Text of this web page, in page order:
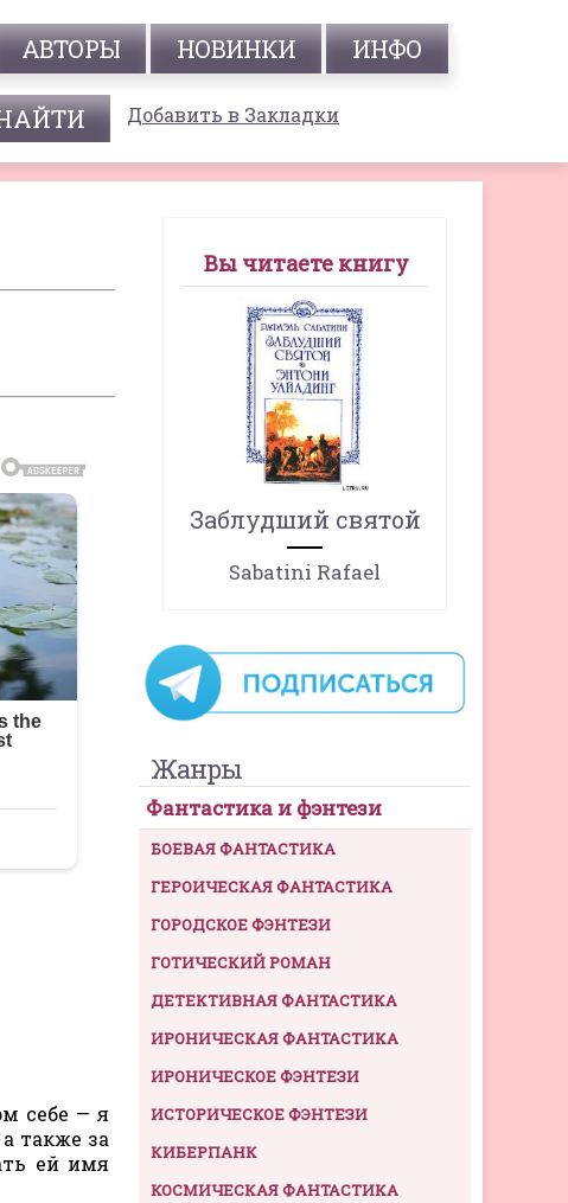
АВТОРЫ НОВИНКИ ИНФО
Добавить в Закладки
себе — я
также за
ей имя
Вы читаете книгу
Заблудший святой
Sabatini Rafael
Жанры
Фантастика и фэнтези
БОЕВАЯ ФАНТАСТИКА
ГЕРОИЧЕСКАЯ ФАНТАСТИКА
ГОРОДСКОЕ ФЭНТЕЗИ
ГОТИЧЕСКИЙ РОМАН
ДЕТЕКТИВНАЯ ФАНТАСТИКА
ИРОНИЧЕСКАЯ ФАНТАСТИКА
ИРОНИЧЕСКОЕ ФЭНТЕЗИ
ИСТОРИЧЕСКОЕ ФЭНТЕЗИ
КИБЕРПАНК
КОСМИЧЕСКАЯ ФАНТАСТИКА